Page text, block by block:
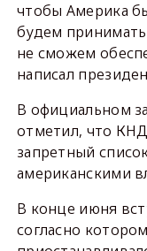
чтобы Америка
будем
не сможем
написал
В официальном
отметил, что
запретный
американскими
В конце июня
согласно